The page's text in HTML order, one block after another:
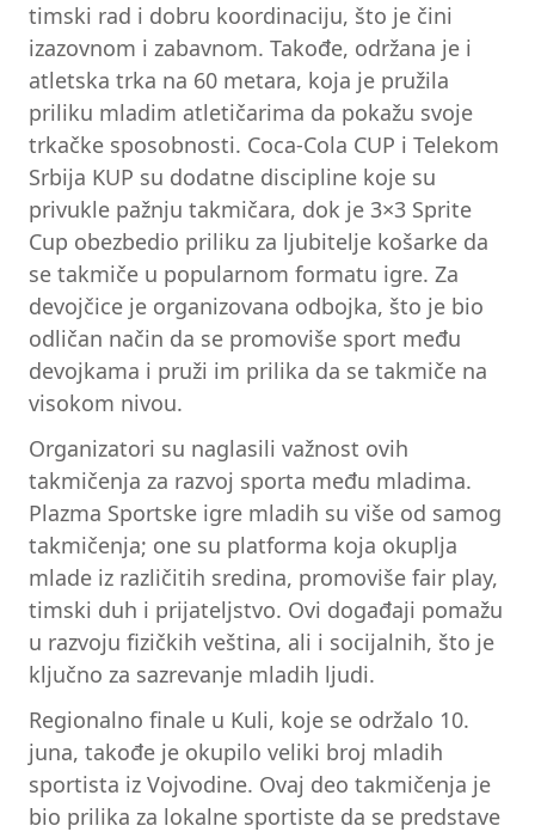
timski rad i dobru koordinaciju, što je čini
izazovnom i zabavnom. Takođe, održana je i
atletska trka na 60 metara, koja je pružila
priliku mladim atletičarima da pokažu svoje
trkačke sposobnosti. Coca-Cola CUP i Telekom
Srbija KUP su dodatne discipline koje su
privukle pažnju takmičara, dok je 3×3 Sprite
Cup obezbedio priliku za ljubitelje košarke da
se takmiče u popularnom formatu igre. Za
devojčice je organizovana odbojka, što je bio
odličan način da se promoviše sport među
devojkama i pruži im prilika da se takmiče na
visokom nivou.
Organizatori su naglasili važnost ovih
takmičenja za razvoj sporta među mladima.
Plazma Sportske igre mladih su više od samog
takmičenja; one su platforma koja okuplja
mlade iz različitih sredina, promoviše fair play,
timski duh i prijateljstvo. Ovi događaji pomažu
u razvoju fizičkih veština, ali i socijalnih, što je
ključno za sazrevanje mladih ljudi.
Regionalno finale u Kuli, koje se održalo 10.
juna, takođe je okupilo veliki broj mladih
sportista iz Vojvodine. Ovaj deo takmičenja je
bio prilika za lokalne sportiste da se predstave